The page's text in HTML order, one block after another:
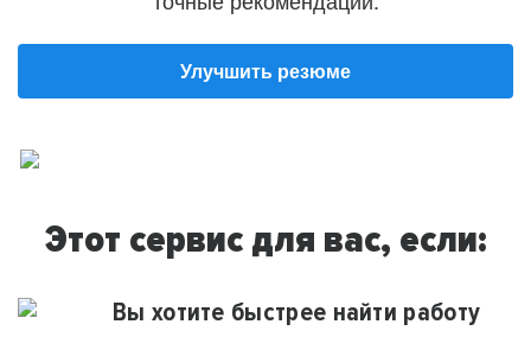
Улучшить резюме
Этот сервис для вас, если:
Вы хотите быстрее найти работу